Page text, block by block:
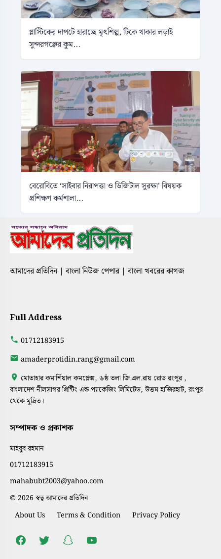
প্লাস্টিকের দাপটে হারাচ্ছে মৃৎশিল্প, টিকে থাকার লড়াই
সুন্দরগঞ্জের কুম...
বেরোবিতে ‘সাইবার নিরাপত্তা ও ডিজিটাল সুরক্ষা’ বিষয়ক
প্রশিক্ষণ কর্মশালা...
আমাদের প্রতিদিন | বাংলা নিউজ পেপার | বাংলা খবরের কাগজ
Full Address
01712183915
amaderprotidin.rang@gmail.com
মোতাহার কমার্শিয়াল কমপ্লেক্স, ৬ষ্ঠ তলা জি.এল.রায় রোড রংপুর ,
বাংলাদেশ নীলসাগর প্রিন্টিং এন্ড প্যাকেজিং লিমিটেড, উত্তম হাজিরহাট, রংপুর
থেকে মুদ্রিত।
সম্পাদক ও প্রকাশক
মাহবুব রহমান
01712183915
mahabubt2003@yahoo.com
© 2026 স্বত্ব আমাদের প্রতিদিন
About Us Terms & Condition Privacy Policy